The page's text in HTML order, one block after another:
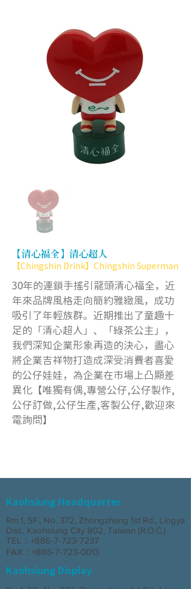
【清心福全】清心超人
【Chingshin Drink】Chingshin Superman
30年的連鎖手搖引龍頭清心福全，近
年來品牌風格走向簡約雅緻風，成功
吸引了年輕族群。近期推出了童趣十
足的「清心超人」、「綠茶公主」，
我們深知企業形象再造的決心，盡心
將企業吉祥物打造成深受消費者喜愛
的公仔娃娃，為企業在市場上凸顯差
異化【唯獨有偶,專營公仔,公仔製作,
公仔訂做,公仔生產,客製公仔,歡迎來
電詢問】
Kaohsiung Headquarter
Rm.1, 5F., No. 372, Zhongzheng 1st Rd., Lingya
Dist., Kaohsiung City 802, Taiwan (R.O.C.)
TEL：+886-7-723-7237
FAX：+886-7-723-0013
Kaohsiung Display